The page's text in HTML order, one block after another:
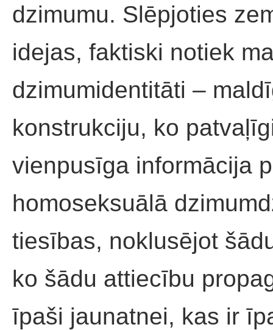
dzimumu. Slēpjoties
idejas, faktiski notiek
dzimumidentitāti –
konstrukciju, ko
vienpusīga informācija
homoseksuālā
tiesības, noklusējot
ko šādu attiecību
īpaši jaunatnei, kas ir